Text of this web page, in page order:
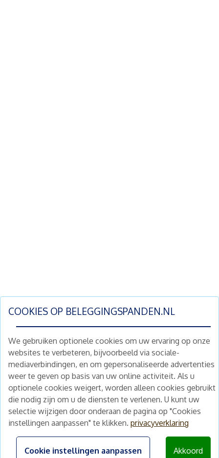
COOKIES OP BELEGGINGSPANDEN.NL
We gebruiken optionele cookies om uw ervaring op onze
websites te verbeteren, bijvoorbeeld via sociale-
mediaverbindingen, en om gepersonaliseerde advertenties
weer te geven op basis van uw online activiteit. Als u
optionele cookies weigert, worden alleen cookies gebruikt
die nodig zijn om u de diensten te verlenen. U kunt uw
selectie wijzigen door onderaan de pagina op "Cookies
instellingen aanpassen" te klikken. privacyverklaring
Cookie instellingen aanpassen Akkoord
Schrijf je nu in en ontvang wekelijks ons
nieuwe aanbod vastgoedbeleggingen.
Nieuwsbrief Abonneren
Home
Te koop
Nieuws
Schimmelstraat 5H
1053 TA Amsterdam
+31 (0) 30 225 31 12